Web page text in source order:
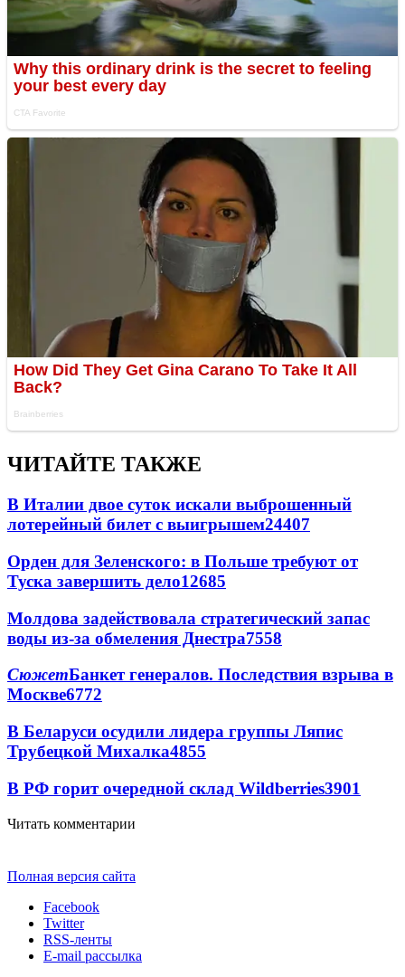
ЧИТАЙТЕ ТАКЖЕ
В Италии двое суток искали выброшенный
лотерейный билет с выигрышем24407
Орден для Зеленского: в Польше требуют от
Туска завершить дело12685
Молдова задействовала стратегический запас
воды из-за обмеления Днестра7558
СюжетБанкет генералов. Последствия взрыва в
Москве6772
В Беларуси осудили лидера группы Ляпис
Трубецкой Михалка4855
В РФ горит очередной склад Wildberries3901
Читать комментарии
Полная версия сайта
Facebook
Twitter
RSS-ленты
E-mail рассылка